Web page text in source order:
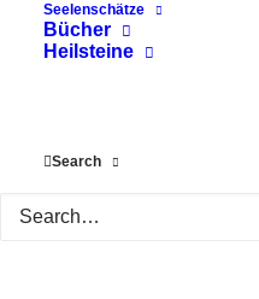
Seelenschätze
Bücher
Heilsteine
Search